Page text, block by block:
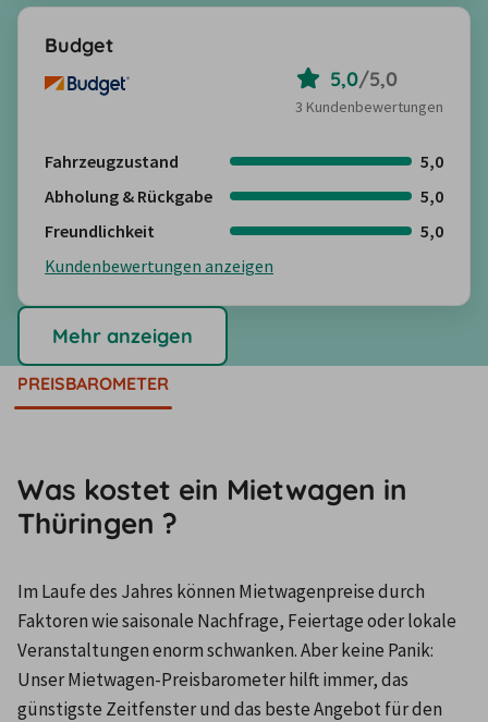
Budget
5,0/5,0
3 Kundenbewertungen
Fahrzeugzustand
5,0
Abholung & Rückgabe
5,0
Freundlichkeit
5,0
Kundenbewertungen anzeigen
Mehr anzeigen
PREISBAROMETER
Was kostet ein Mietwagen in
Thüringen ?
Im Laufe des Jahres können Mietwagenpreise durch
Faktoren wie saisonale Nachfrage, Feiertage oder lokale
Veranstaltungen enorm schwanken. Aber keine Panik:
Unser Mietwagen-Preisbarometer hilft immer, das
günstigste Zeitfenster und das beste Angebot für den